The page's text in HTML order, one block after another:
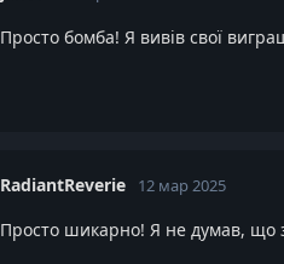
Просто бомба! Я вивів свої
RadiantReverie 12 мар 2025
Просто шикарно! Я не думав, що